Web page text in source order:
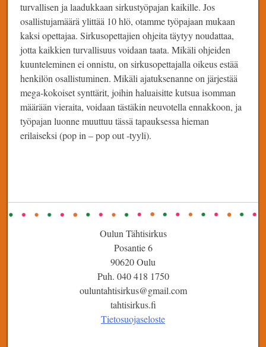
turvallisen ja laadukkaan sirkustyöpajan kaikille. Jos
osallistujamäärä ylittää 10 hlö, otamme työpajaan mukaan
kaksi opettajaa. Sirkusopettajien ohjeita täytyy noudattaa,
jotta kaikkien turvallisuus voidaan taata. Mikäli ohjeiden
kuunteleminen ei onnistu, on sirkusopettajalla oikeus estää
henkilön osallistuminen. Mikäli ajatuksenanne on järjestää
mega-kokoiset synttärit, joihin haluaisitte kutsua isomman
määrään vieraita, voidaan tästäkin neuvotella ennakkoon, ja
työpajan luonne muuttuu tässä tapauksessa hieman
erilaiseksi (pop in – pop out -tyyli).
Oulun Tähtisirkus
Posantie 6
90620 Oulu
Puh. 040 418 1750
ouluntahtisirkus@gmail.com
tahtisirkus.fi
Tietosuojaseloste